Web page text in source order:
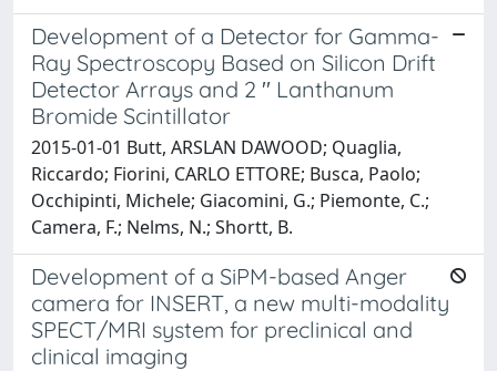
Development of a Detector for Gamma-
Ray Spectroscopy Based on Silicon Drift
Detector Arrays and 2 ′′ Lanthanum
Bromide Scintillator
2015-01-01 Butt, ARSLAN DAWOOD; Quaglia,
Riccardo; Fiorini, CARLO ETTORE; Busca, Paolo;
Occhipinti, Michele; Giacomini, G.; Piemonte, C.;
Camera, F.; Nelms, N.; Shortt, B.
Development of a SiPM-based Anger
camera for INSERT, a new multi-modality
SPECT/MRI system for preclinical and
clinical imaging